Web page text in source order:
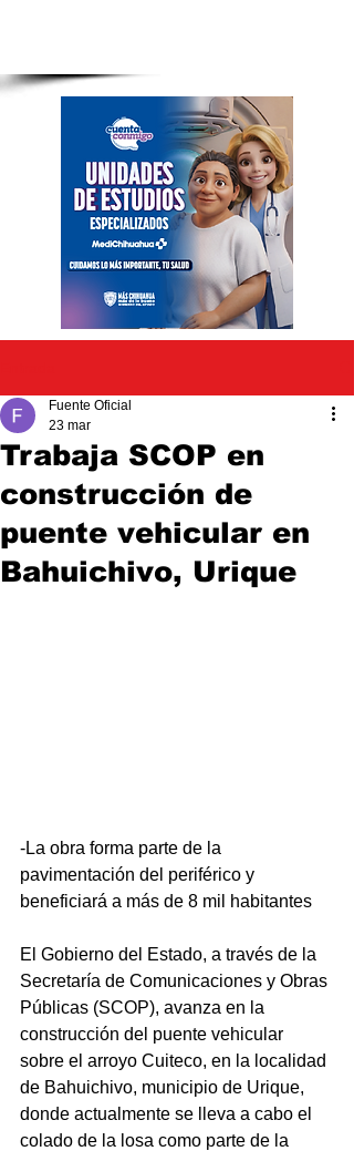
Trabaja SCOP en
construcción de
puente vehicular en
Bahuichivo, Urique
Fuente Oficial
23 mar
-La obra forma parte de la
pavimentación del periférico y
beneficiará a más de 8 mil habitantes
El Gobierno del Estado, a través de la
Secretaría de Comunicaciones y Obras
Públicas (SCOP), avanza en la
construcción del puente vehicular
sobre el arroyo Cuiteco, en la localidad
de Bahuichivo, municipio de Urique,
donde actualmente se lleva a cabo el
colado de la losa como parte de la